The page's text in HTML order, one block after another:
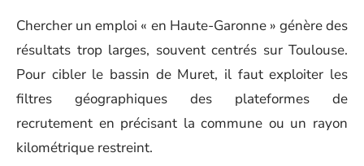
Chercher un emploi « en Haute-Garonne » génère des
résultats trop larges, souvent centrés sur Toulouse.
Pour cibler le bassin de Muret, il faut exploiter les
filtres géographiques des plateformes de
recrutement en précisant la commune ou un rayon
kilométrique restreint.